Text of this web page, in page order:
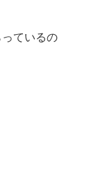
ているの